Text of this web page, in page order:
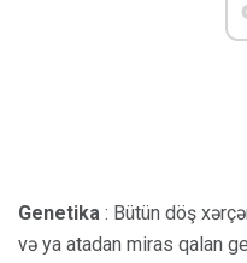
Genetika : Bütün döş
və ya atadan miras qalan